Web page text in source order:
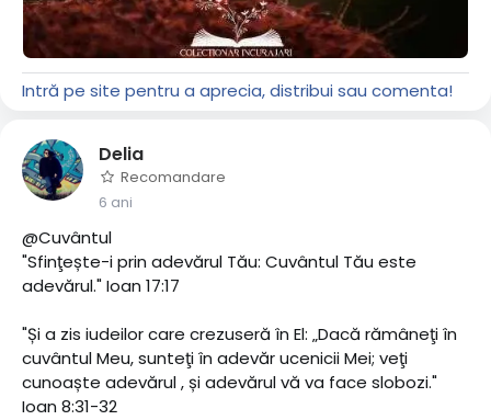
Intră pe site pentru a aprecia, distribui sau comenta!
Delia
Recomandare
6 ani
@Cuvântul
"Sfinţește-i prin adevărul Tău: Cuvântul Tău este
adevărul." Ioan 17:17
"Și a zis iudeilor care crezuseră în El: „Dacă rămâneţi în
cuvântul Meu, sunteţi în adevăr ucenicii Mei; veţi
cunoaște adevărul , și adevărul vă va face slobozi."
Ioan 8:31‭-‬32